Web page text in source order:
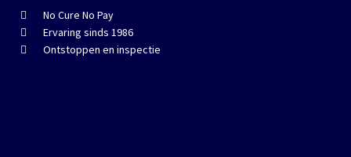
No Cure No Pay
Ervaring sinds 1986
Ontstoppen en inspectie